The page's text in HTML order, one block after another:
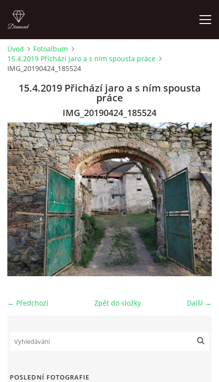
LETNÍ KINO NA HRADĚ 2022
ÚVOD
FOTOALBUM
© 2026 eStránky.cz |RSS
Úvod
Fotoalbum
15.4.2019 Přichází jaro a s ním spousta práce
IMG_20190424_185524
15.4.2019 Přichází jaro a s ním spousta
práce
IMG_20190424_185524
← Předchozí Další →
Zpět do složky
POSLEDNÍ FOTOGRAFIE